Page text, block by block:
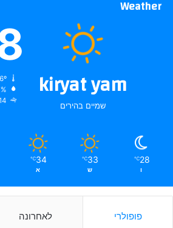
Weather
kiryat yam
שמיים בהירים
28
℃
ו
33
℃
ש
34
℃
א
פופולרי לאחרונה